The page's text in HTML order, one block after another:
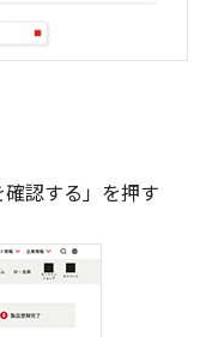
認する」を押す